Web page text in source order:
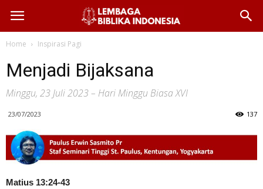
Home Inspirasi Pagi
Menjadi Bijaksana
Minggu, 23 Juli 2023 – Hari Minggu Biasa XVI
23/07/2023 137
Matius 13:24-43